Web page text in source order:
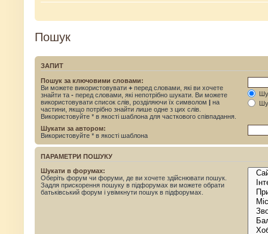
Пошук
ЗАПИТ
Пошук за ключовими словами:
Ви можете використовувати + перед словами, які ви хочете
знайти та - перед словами, які непотрібно шукати. Ви можете
використовувати список слів, розділяючи їх символом | на
частини, якщо потрібно знайти лише одне з цих слів.
Використовуйте * в якості шаблона для часткового співпадання.
Шукати за автором:
Використовуйте * в якості шаблона
ПАРАМЕТРИ ПОШУКУ
Шукати в форумах:
Оберіть форум чи форуми, де ви хочете здійснювати пошук.
Задля прискорення пошуку в підфорумах ви можете обрати
батьківський форум і увімкнути пошук в підфорумах.